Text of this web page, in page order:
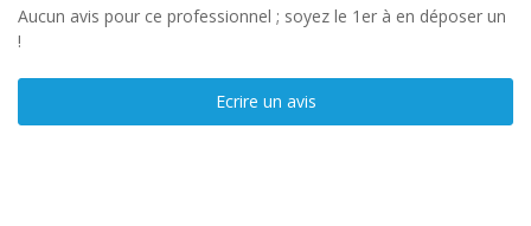
Aucun avis pour ce professionnel ; soyez le 1er à en déposer un
!
Ecrire un avis